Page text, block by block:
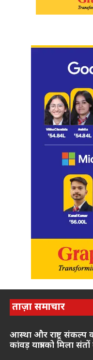
ताज़ा समाचार
आस्था और राष्ट्र
कांवड़ यात्रा को मिला